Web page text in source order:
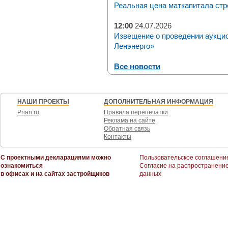
Реальная цена маткапитала
12:00 24.07.2026
Извещение о проведении
Ленэнерго»
Все новости
НАШИ ПРОЕКТЫ
Prian.ru
ДОПОЛНИТЕЛЬНАЯ ИНФОРМАЦИЯ
Правила перепечатки
Реклама на сайте
Обратная связь
Контакты
С проектными декларациями можно
ознакомиться
в офисах и на сайтах застройщиков
Пользовательское
Согласие на
данных